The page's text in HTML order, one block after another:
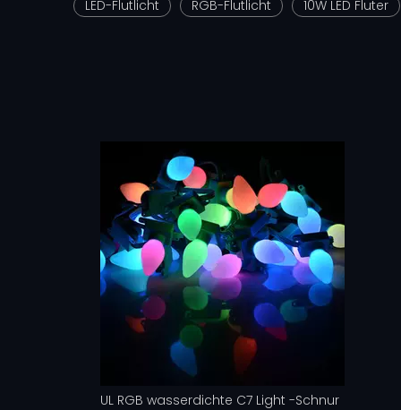
LED-Flutlicht RGB-Flutlicht 10W LED Fluter
UL RGB wasserdichte C7 Light -Schnur